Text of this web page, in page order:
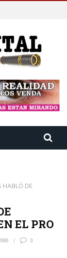
HABLÓ DE
EL PRO
0